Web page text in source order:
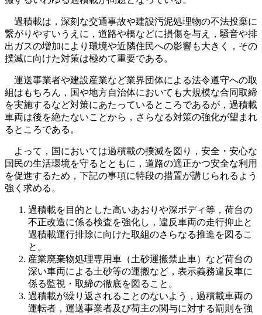
過積載は，深刻な交通事故や建設汚泥処理物の不法投棄に
繋がりやすいうえに，道路や橋などに損傷を与え，騒音や排
出ガスの増加により環境や近隣住民への影響も大きく，その
撲滅に向けた対策は極めて重要である。
運送事業者や建設産業など業界団体による法令遵守への取
組はもちろん，国や地方自治体においても大規模な合同取締
を実施するなど対策にあたっているところであるが，過積載
車両は後を絶たないことから，さらなる対策の強化が望まれ
るところである。
よって，国においては過積載の撲滅を図り，安全・安心な
国民の生活環境を守るとともに，道路の適正かつ安全な利用
を促進するため，下記の事項に特段の措置が講じられるよう
強く求める。
過積載を目的とした高いあおりや深ボディ等，荷台の
不正改造に係る検査を強化し，違反車両の走行抑止と
過積載運行排除に向けた取組のさらなる推進を図るこ
と。
産業廃棄物処理専用車（土砂運搬禁止車）など荷台の
深い車両による土砂等の運搬など，表示義務違反車に
係る監視・取締の徹底を図ること。
過積載が繰り返されることのないよう，過積載車両の
運転者，運送事業者及び荷主の関与に対する罰則を強